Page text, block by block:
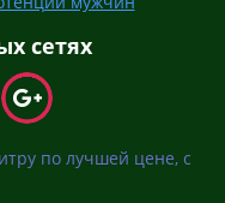
сетях
по лучшей цене, с